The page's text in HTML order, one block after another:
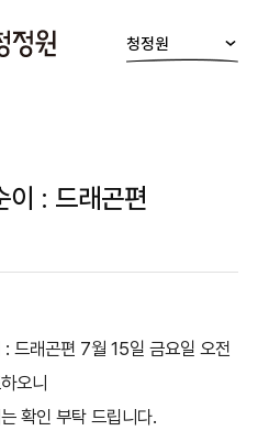
청정원
이 : 드래곤편
드래곤편 7월 15일 금요일 오전
오니
확인 부탁 드립니다.